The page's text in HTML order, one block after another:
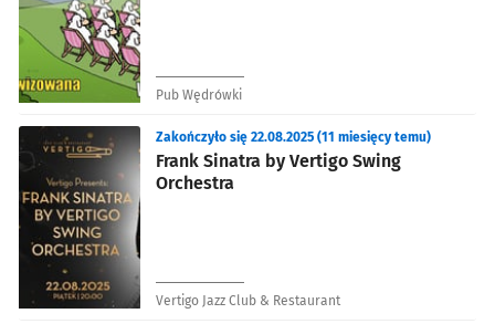
Pub Wędrówki
Frank Sinatra by Vertigo Swing
Orchestra
Zakończyło się 22.08.2025 (11 miesięcy temu)
Vertigo Jazz Club & Restaurant